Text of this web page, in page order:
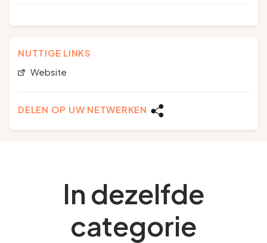
NUTTIGE LINKS
Website
DELEN OP UW NETWERKEN
In dezelfde
categorie